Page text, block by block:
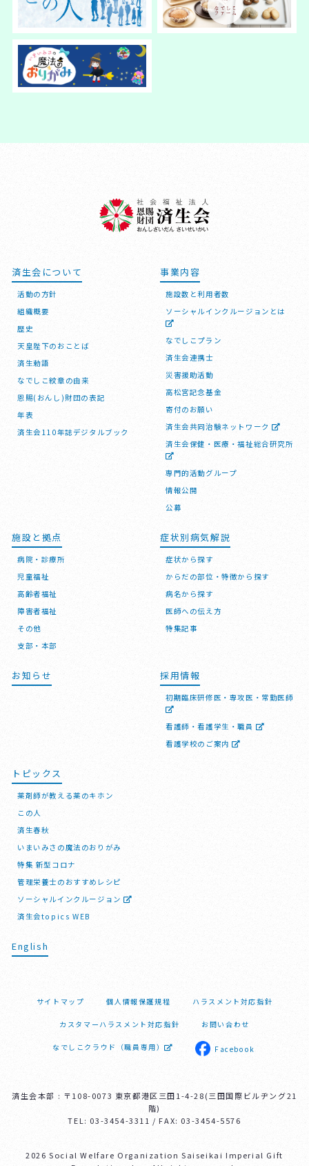
済生会について
活動の方針
組織概要
歴史
天皇陛下のおことば
済生勅語
なでしこ紋章の由来
恩賜(おんし)財団の表記
年表
済生会110年誌デジタルブック
事業内容
施設数と利用者数
ソーシャルインクルージョンとは
なでしこプラン
済生会連携士
災害援助活動
高松宮記念基金
寄付のお願い
済生会共同治験ネットワーク
済生会保健・医療・福祉総合研究所
専門的活動グループ
情報公開
公募
施設と拠点
病院・診療所
児童福祉
高齢者福祉
障害者福祉
その他
支部・本部
症状別病気解説
症状から探す
からだの部位・特徴から探す
病名から探す
医師への伝え方
特集記事
お知らせ 採用情報
初期臨床研修医・専攻医・常勤医師
看護師・看護学生・職員
看護学校のご案内
トピックス
薬剤師が教える薬のキホン
この人
済生春秋
いまいみさの魔法のおりがみ
特集 新型コロナ
管理栄養士のおすすめレシピ
ソーシャルインクルージョン
済生会topics WEB
English
サイトマップ 個人情報保護規程 ハラスメント対応指針
カスタマーハラスメント対応指針 お問い合わせ
なでしこクラウド（職員専用） Facebook
済生会本部 : 〒108-0073 東京都港区三田1-4-28(三田国際ビルヂング21
階)
TEL: 03-3454-3311 / FAX: 03-3454-5576
2026 Social Welfare Organization Saiseikai Imperial Gift